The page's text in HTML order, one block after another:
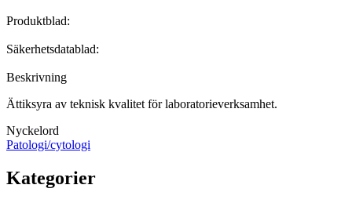
Produktblad:
Säkerhetsdatablad:
Beskrivning
Ättiksyra av teknisk kvalitet för laboratorieverksamhet.
Nyckelord
Patologi/cytologi
Kategorier